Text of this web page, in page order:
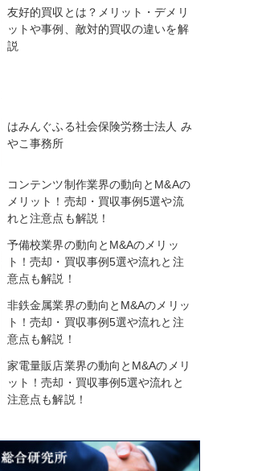
友好的買収とは？メリット・デメリ
ットや事例、敵対的買収の違いを解
説
はみんぐふる社会保険労務士法人 み
やこ事務所
コンテンツ制作業界の動向とM&Aの
メリット！売却・買収事例5選や流
れと注意点も解説！
予備校業界の動向とM&Aのメリッ
ト！売却・買収事例5選や流れと注
意点も解説！
非鉄金属業界の動向とM&Aのメリッ
ト！売却・買収事例5選や流れと注
意点も解説！
家電量販店業界の動向とM&Aのメリ
ット！売却・買収事例5選や流れと
注意点も解説！